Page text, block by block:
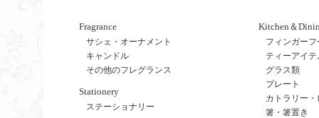
Fragrance
サシェ・オーナメント
キャンドル
その他のフレグランス
Stationery
ステーショナリー
Kitchen＆
フィンガー
ティーアイテ
グラス類
プレート
カトラリー
箸・箸置き